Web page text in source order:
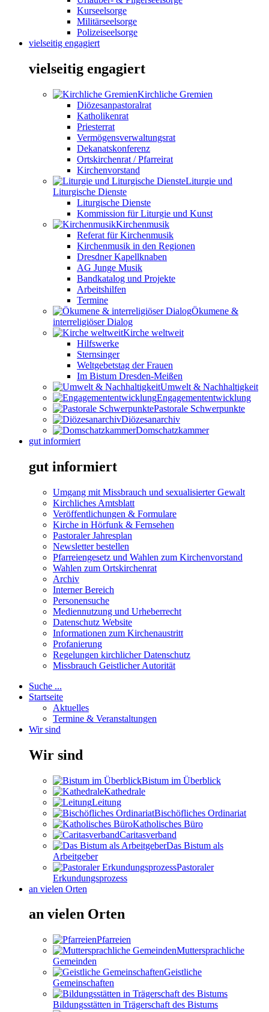
Kurseelsorge
Militärseelsorge
Polizeiseelsorge
vielseitig engagiert
vielseitig engagiert
Kirchliche Gremien
Diözesanpastoralrat
Katholikenrat
Priesterrat
Vermögensverwaltungsrat
Dekanatskonferenz
Ortskirchenrat / Pfarreirat
Kirchenvorstand
Liturgie und
Liturgische Dienste
Liturgische Dienste
Kommission für Liturgie und Kunst
Kirchenmusik
Referat für Kirchenmusik
Kirchenmusik in den Regionen
Dresdner Kapellknaben
AG Junge Musik
Bandkatalog und Projekte
Arbeitshilfen
Termine
Ökumene &
interreligiöser Dialog
Kirche weltweit
Hilfswerke
Sternsinger
Weltgebetstag der Frauen
Im Bistum Dresden-Meißen
Umwelt & Nachhaltigkeit
Engagemententwicklung
Pastorale Schwerpunkte
Diözesanarchiv
Domschatzkammer
gut informiert
gut informiert
Umgang mit Missbrauch und sexualisierter Gewalt
Kirchliches Amtsblatt
Veröffentlichungen & Formulare
Kirche in Hörfunk & Fernsehen
Pastoraler Jahresplan
Newsletter bestellen
Pfarreiengesetz und Wahlen zum Kirchenvorstand
Wahlen zum Ortskirchenrat
Archiv
Interner Bereich
Personensuche
Mediennutzung und Urheberrecht
Datenschutz Website
Informationen zum Kirchenaustritt
Profanierung
Regelungen kirchlicher Datenschutz
Missbrauch Geistlicher Autorität
Suche ...
Startseite
Aktuelles
Termine & Veranstaltungen
Wir sind
Wir sind
Bistum im Überblick
Kathedrale
Leitung
Bischöfliches Ordinariat
Katholisches Büro
Caritasverband
Das Bistum als
Arbeitgeber
Pastoraler
Erkundungsprozess
an vielen Orten
an vielen Orten
Pfarreien
Muttersprachliche
Gemeinden
Geistliche
Gemeinschaften
Bildungsstätten in Trägerschaft des Bistums